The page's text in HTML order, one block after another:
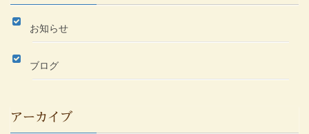
お知らせ
ブログ
アーカイブ